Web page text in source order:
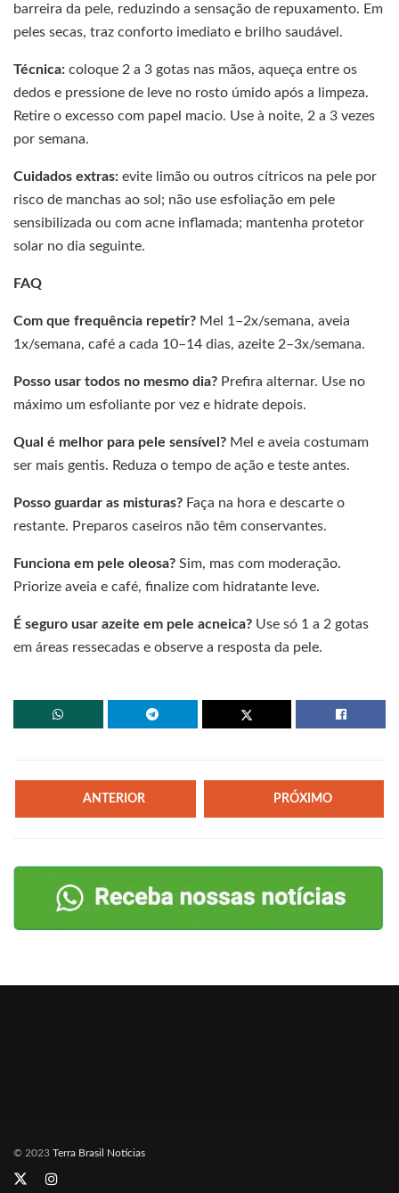
barreira da pele, reduzindo a sensação de repuxamento. Em
peles secas, traz conforto imediato e brilho saudável.
Técnica: coloque 2 a 3 gotas nas mãos, aqueça entre os
dedos e pressione de leve no rosto úmido após a limpeza.
Retire o excesso com papel macio. Use à noite, 2 a 3 vezes
por semana.
Cuidados extras: evite limão ou outros cítricos na pele por
risco de manchas ao sol; não use esfoliação em pele
sensibilizada ou com acne inflamada; mantenha protetor
solar no dia seguinte.
FAQ
Com que frequência repetir? Mel 1–2x/semana, aveia
1x/semana, café a cada 10–14 dias, azeite 2–3x/semana.
Posso usar todos no mesmo dia? Prefira alternar. Use no
máximo um esfoliante por vez e hidrate depois.
Qual é melhor para pele sensível? Mel e aveia costumam
ser mais gentis. Reduza o tempo de ação e teste antes.
Posso guardar as misturas? Faça na hora e descarte o
restante. Preparos caseiros não têm conservantes.
Funciona em pele oleosa? Sim, mas com moderação.
Priorize aveia e café, finalize com hidratante leve.
É seguro usar azeite em pele acneica? Use só 1 a 2 gotas
em áreas ressecadas e observe a resposta da pele.
ANTERIOR PRÓXIMO
© 2023 Terra Brasil Notícias